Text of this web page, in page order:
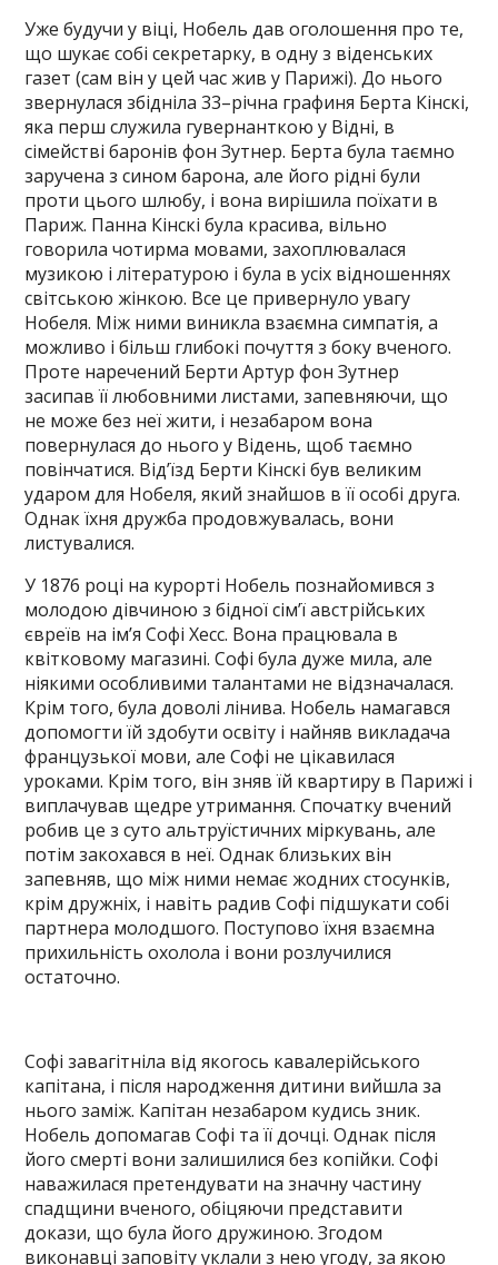
Уже будучи у віці, Нобель дав оголошення про те,
що шукає собі секретарку, в одну з віденських
газет (сам він у цей час жив у Парижі). До нього
звернулася збідніла 33–річна графиня Берта Кінскі,
яка перш служила гувернанткою у Відні, в
сімействі баронів фон Зутнер. Берта була таємно
заручена з сином барона, але його рідні були
проти цього шлюбу, і вона вирішила поїхати в
Париж. Панна Кінскі була красива, вільно
говорила чотирма мовами, захоплювалася
музикою і літературою і була в усіх відношеннях
світською жінкою. Все це привернуло увагу
Нобеля. Між ними виникла взаємна симпатія, а
можливо і більш глибокі почуття з боку вченого.
Проте наречений Берти Артур фон Зутнер
засипав її любовними листами, запевняючи, що
не може без неї жити, і незабаром вона
повернулася до нього у Відень, щоб таємно
повінчатися. Від’їзд Берти Кінскі був великим
ударом для Нобеля, який знайшов в її особі друга.
Однак їхня дружба продовжувалась, вони
листувалися.
У 1876 році на курорті Нобель познайомився з
молодою дівчиною з бідної сім’ї австрійських
євреїв на ім’я Софі Хесс. Вона працювала в
квітковому магазині. Софі була дуже мила, але
ніякими особливими талантами не відзначалася.
Крім того, була доволі лінива. Нобель намагався
допомогти їй здобути освіту і найняв викладача
французької мови, але Софі не цікавилася
уроками. Крім того, він зняв їй квартиру в Парижі і
виплачував щедре утримання. Спочатку вчений
робив це з суто альтруїстичних міркувань, але
потім закохався в неї. Однак близьких він
запевняв, що між ними немає жодних стосунків,
крім дружніх, і навіть радив Софі підшукати собі
партнера молодшого. Поступово їхня взаємна
прихильність охолола і вони розлучилися
остаточно.
Софі завагітніла від якогось кавалерійського
капітана, і після народження дитини вийшла за
нього заміж. Капітан незабаром кудись зник.
Нобель допомагав Софі та її дочці. Однак після
його смерті вони залишилися без копійки. Софі
наважилася претендувати на значну частину
спадщини вченого, обіцяючи представити
докази, що була його дружиною. Згодом
виконавці заповіту уклали з нею угоду, за якою